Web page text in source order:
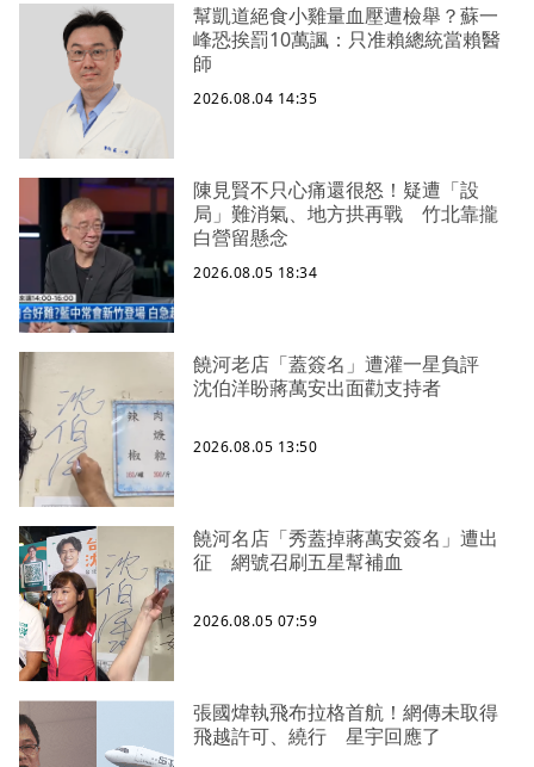
幫凱道絕食小雞量血壓遭檢舉？蘇一
峰恐挨罰10萬諷：只准賴總統當賴醫
師
2026.08.04 14:35
陳見賢不只心痛還很怒！疑遭「設
局」難消氣、地方拱再戰 竹北靠攏
白營留懸念
2026.08.05 18:34
饒河老店「蓋簽名」遭灌一星負評
沈伯洋盼蔣萬安出面勸支持者
2026.08.05 13:50
饒河名店「秀蓋掉蔣萬安簽名」遭出
征 網號召刷五星幫補血
2026.08.05 07:59
張國煒執飛布拉格首航！網傳未取得
飛越許可、繞行 星宇回應了